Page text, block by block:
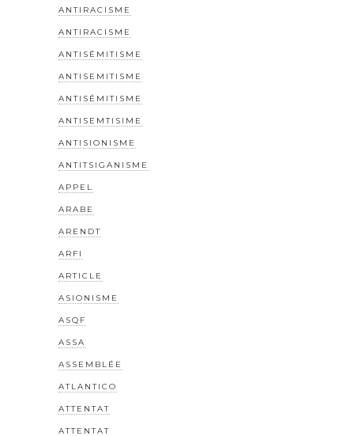
ANTIRACISME
ANTIRACISME
ANTISÉMITISME
ANTISEMITISME
ANTISÉMITISME
ANTISEMTISIME
ANTISIONISME
ANTITSIGANISME
APPEL
ARABE
ARENDT
ARFI
ARTICLE
ASIONISME
ASQF
ASSA
ASSEMBLÉE
ATLANTICO
ATTENTAT
ATTENTAT